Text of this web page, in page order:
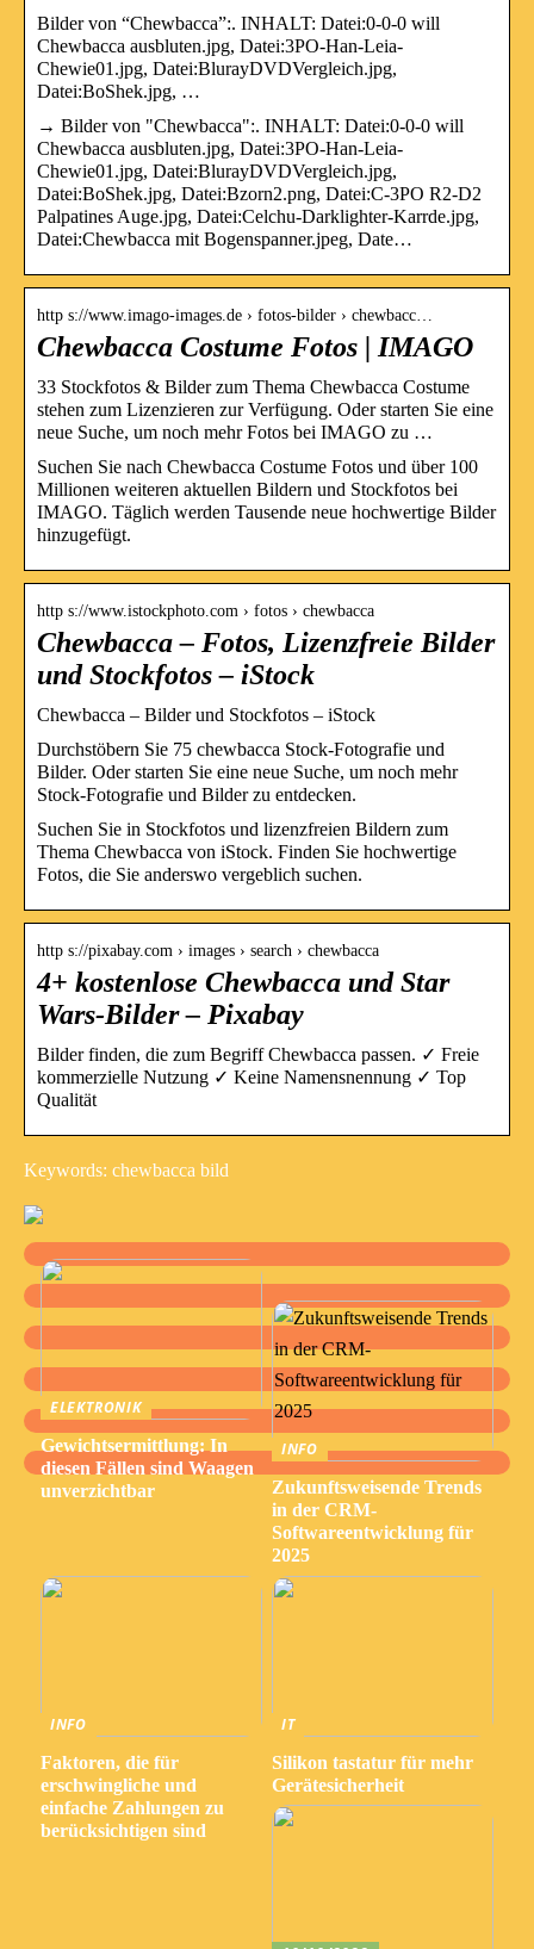
Bilder von “Chewbacca”:. INHALT: Datei:0-0-0 will
Chewbacca ausbluten.jpg, Datei:3PO-Han-Leia-
Chewie01.jpg, Datei:BlurayDVDVergleich.jpg,
Datei:BoShek.jpg, …
→ Bilder von "Chewbacca":. INHALT: Datei:0-0-0 will
Chewbacca ausbluten.jpg, Datei:3PO-Han-Leia-
Chewie01.jpg, Datei:BlurayDVDVergleich.jpg,
Datei:BoShek.jpg, Datei:Bzorn2.png, Datei:C-3PO R2-D2
Palpatines Auge.jpg, Datei:Celchu-Darklighter-Karrde.jpg,
Datei:Chewbacca mit Bogenspanner.jpeg, Date…
http s://www.imago-images.de › fotos-bilder › chewbacc…
Chewbacca Costume Fotos | IMAGO
33 Stockfotos & Bilder zum Thema Chewbacca Costume
stehen zum Lizenzieren zur Verfügung. Oder starten Sie eine
neue Suche, um noch mehr Fotos bei IMAGO zu …
Suchen Sie nach Chewbacca Costume Fotos und über 100
Millionen weiteren aktuellen Bildern und Stockfotos bei
IMAGO. Täglich werden Tausende neue hochwertige Bilder
hinzugefügt.
http s://www.istockphoto.com › fotos › chewbacca
Chewbacca – Fotos, Lizenzfreie Bilder
und Stockfotos – iStock
Chewbacca – Bilder und Stockfotos – iStock
Durchstöbern Sie 75 chewbacca Stock-Fotografie und
Bilder. Oder starten Sie eine neue Suche, um noch mehr
Stock-Fotografie und Bilder zu entdecken.
Suchen Sie in Stockfotos und lizenzfreien Bildern zum
Thema Chewbacca von iStock. Finden Sie hochwertige
Fotos, die Sie anderswo vergeblich suchen.
http s://pixabay.com › images › search › chewbacca
4+ kostenlose Chewbacca und Star
Wars-Bilder – Pixabay
Bilder finden, die zum Begriff Chewbacca passen. ✓ Freie
kommerzielle Nutzung ✓ Keine Namensnennung ✓ Top
Qualität
Keywords: chewbacca bild
ELEKTRONIK
Gewichtsermittlung: In
diesen Fällen sind Waagen
unverzichtbar
INFO
Zukunftsweisende Trends
in der CRM-
Softwareentwicklung für
2025
INFO
Faktoren, die für
erschwingliche und
einfache Zahlungen zu
berücksichtigen sind
IT
Silikon tastatur für mehr
Gerätesicherheit